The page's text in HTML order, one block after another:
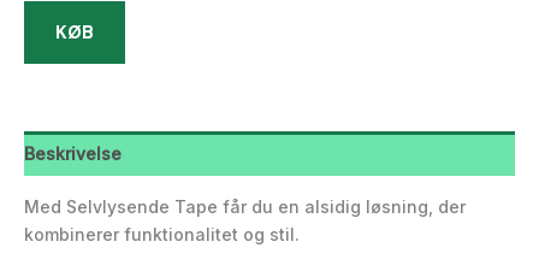
KØB
Beskrivelse
Med Selvlysende Tape får du en alsidig løsning, der
kombinerer funktionalitet og stil.